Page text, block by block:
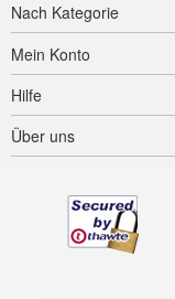
Nach Kategorie
Mein Konto
Hilfe
Über uns